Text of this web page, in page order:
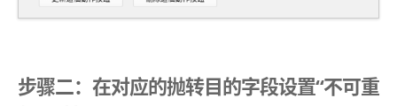
步骤二：在对应的抛转目的字段设置“不可重